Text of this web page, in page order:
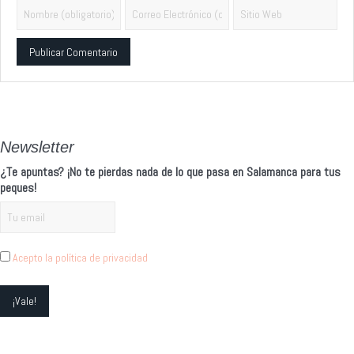
Newsletter
¿Te apuntas? ¡No te pierdas nada de lo que pasa en Salamanca para tus
peques!
Acepto la política de privacidad